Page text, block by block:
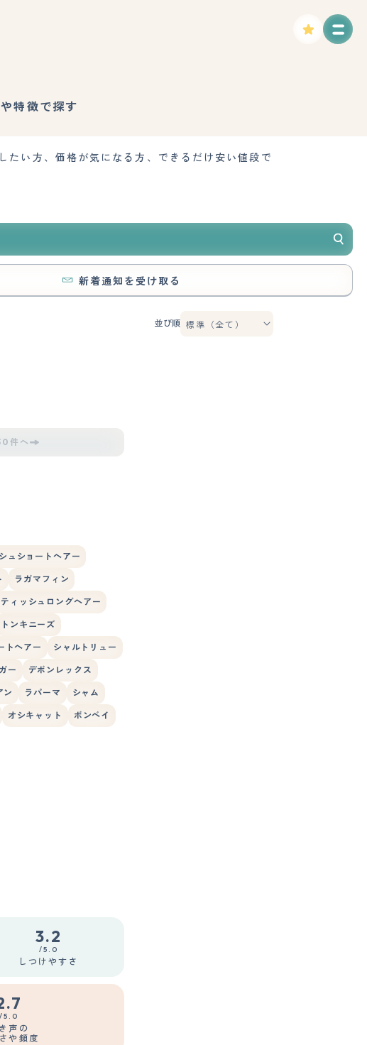
特徴で探す
い方、価格が気になる方、できるだけ安い値段で
新着通知を受け取る
並び順
件へ
ュショートヘアー
ラガマフィン
ィッシュロングヘアー
トンキニーズ
トヘアー シャルトリュー
ー デボンレックス
ン ラパーマ シャム
オシキャット ボンベイ
3.2
/5.0
しつけやすさ
/5.0
声の
や頻度